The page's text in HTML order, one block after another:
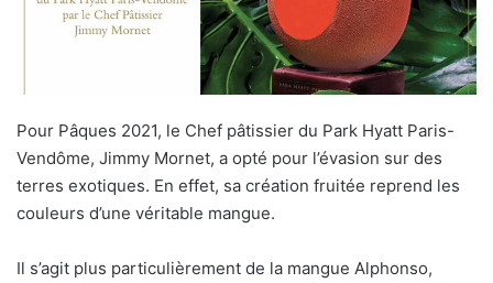
Pour Pâques 2021, le Chef pâtissier du Park Hyatt Paris-
Vendôme, Jimmy Mornet, a opté pour l’évasion sur des
terres exotiques. En effet, sa création fruitée reprend les
couleurs d’une véritable mangue.
Il s’agit plus particulièrement de la mangue Alphonso,